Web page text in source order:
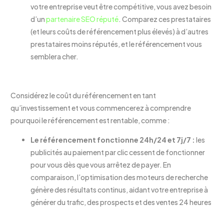
votre entreprise veut être compétitive, vous avez besoin
d’unpartenaire SEO réputé. Comparez ces prestataires
(et leurs coûts de référencement plus élevés) à d’autres
prestataires moins réputés, et le référencement vous
semblera cher.
Considérez le coût du référencement en tant
qu’investissement et vous commencerez à comprendre
pourquoi le référencement est rentable, comme :
Le référencement fonctionne 24h/24 et 7j/7 : les
publicités au paiement par clic cessent de fonctionner
pour vous dès que vous arrêtez de payer. En
comparaison, l’optimisation des moteurs de recherche
génère des résultats continus, aidant votre entreprise à
générer du trafic, des prospects et des ventes 24 heures